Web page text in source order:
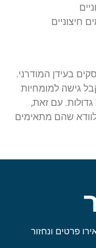
חיצוניים
בעידן המודרני.
גישה למומחיות
עם זאת,
שהם מתאימים
פרטים ונחזור